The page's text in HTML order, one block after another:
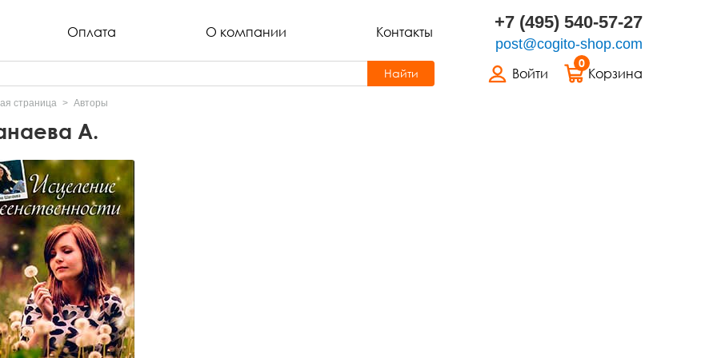
Оплата О компании Контакты +7 (495) 540-57-27
post@cogito-shop.com
Войти
0
Корзина
Найти
страница Авторы
А.